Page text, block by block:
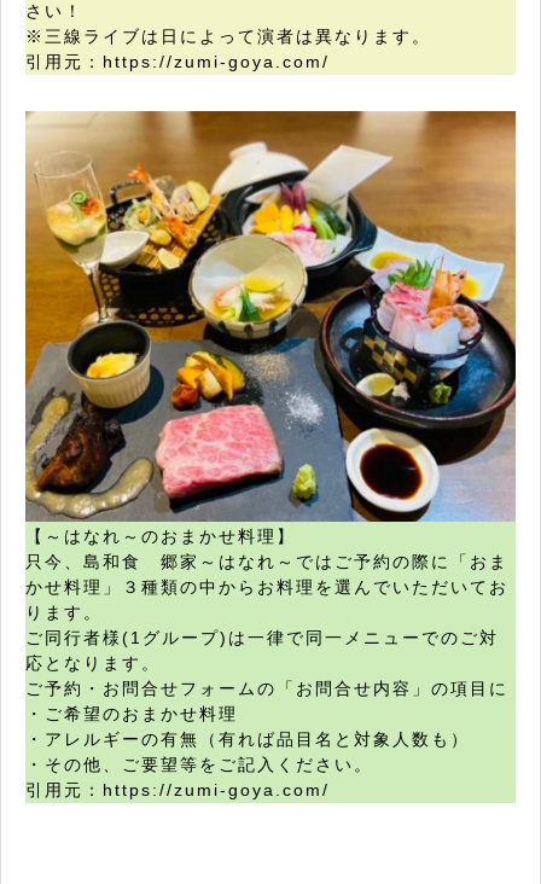
さい！
※三線ライブは日によって演者は異なります。
引用元：https://zumi-goya.com/
【～はなれ～のおまかせ料理】
只今、島和食 郷家～はなれ～ではご予約の際に「おま
かせ料理」３種類の中からお料理を選んでいただいてお
ります。
ご同行者様(1グループ)は一律で同一メニューでのご対
応となります。
ご予約・お問合せフォームの「お問合せ内容」の項目に
・ご希望のおまかせ料理
・アレルギーの有無（有れば品目名と対象人数も）
・その他、ご要望等をご記入ください。
引用元：https://zumi-goya.com/